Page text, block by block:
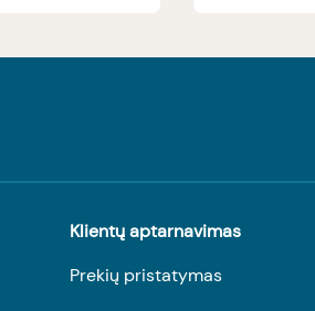
Klientų aptarnavimas
Prekių pristatymas